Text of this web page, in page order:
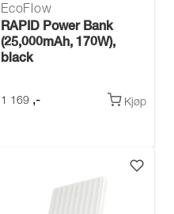
EcoFlow
RAPID Power Bank
(25,000mAh, 170W),
black
1 169 ,- Kjøp